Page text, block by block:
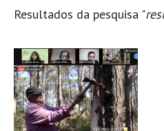
Resultados da pesquisa "